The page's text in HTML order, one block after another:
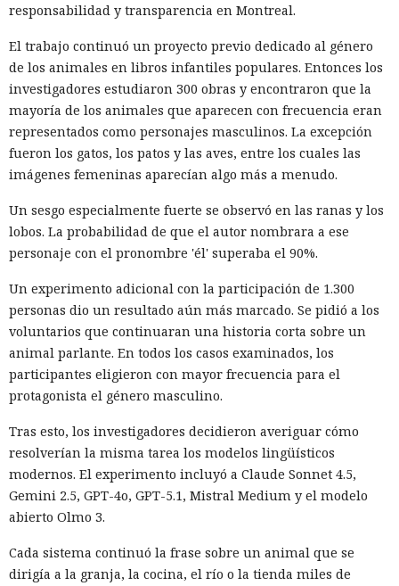
AT&T, Ticketmaster, Advance Auto Parts, Neiman Marcus,
grandes de Estados Unidos.
La magnitud de las filtraciones fue enorme: en el caso de
AT&T se trató de registros de llamadas y mensajes de más
de 100 millones de abonados, y el hackeo a Ticketmaster
afectó a alrededor de 560 millones de usuarios.
y octubre de 2024. Los atacantes accedieron a cuentas
bancarias, información financiera, números de registro de
la Administración para el Control de Drogas, licencias de
Tras robar los datos, los hackers extorsionaban a las
empresas exigiendo dinero y amenazando con publicar lo
sustraído. El grupo obtuvo alrededor de 2,5 millones de
dólares en rescates; además, Muka chantajeó al menos a
una víctima de forma reiterada, utilizando datos de un
Otros 495.000 dólares los ganó Muka vendiendo parte de los
datos robados en foros de ciberdelincuencia como
BreachForums y XSS.is. La investigación estimó el perjuicio
total de las empresas afectadas en aproximadamente 9,5
Un agente especial del FBI, Mike Herrington, afirmó que las
responsabilidad y transparencia en Montreal.
El trabajo continuó un proyecto previo dedicado al género
de los animales en libros infantiles populares. Entonces los
investigadores estudiaron 300 obras y encontraron que la
mayoría de los animales que aparecen con frecuencia eran
representados como personajes masculinos. La excepción
fueron los gatos, los patos y las aves, entre los cuales las
imágenes femeninas aparecían algo más a menudo.
Un sesgo especialmente fuerte se observó en las ranas y los
lobos. La probabilidad de que el autor nombrara a ese
personaje con el pronombre 'él' superaba el 90%.
Un experimento adicional con la participación de 1.300
personas dio un resultado aún más marcado. Se pidió a los
voluntarios que continuaran una historia corta sobre un
animal parlante. En todos los casos examinados, los
participantes eligieron con mayor frecuencia para el
protagonista el género masculino.
Tras esto, los investigadores decidieron averiguar cómo
resolverían la misma tarea los modelos lingüísticos
modernos. El experimento incluyó a Claude Sonnet 4.5,
Gemini 2.5, GPT-4o, GPT-5.1, Mistral Medium y el modelo
abierto Olmo 3.
Cada sistema continuó la frase sobre un animal que se
dirigía a la granja, la cocina, el río o la tienda miles de